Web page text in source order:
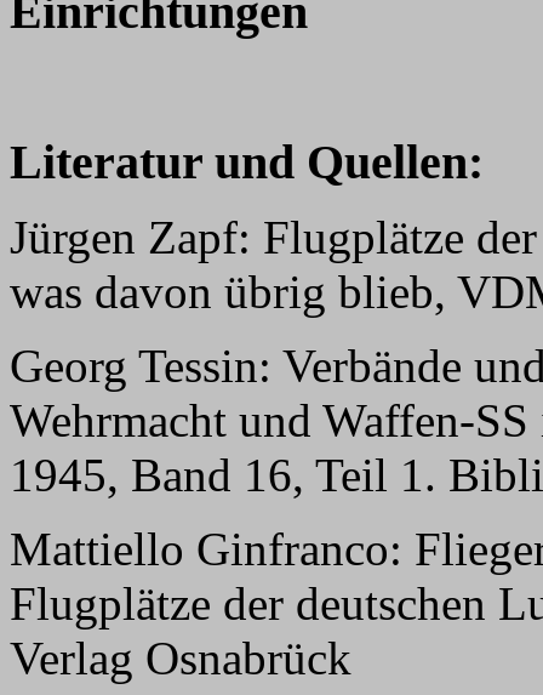
Einrichtungen
Literatur und Quellen:
Jürgen Zapf: Flugplätze
was davon übrig blieb,
Georg Tessin: Verbände
Wehrmacht und Waffen-
1945, Band 16, Teil 1.
Mattiello Ginfranco:
Flugplätze der deutschen
Verlag Osnabrück